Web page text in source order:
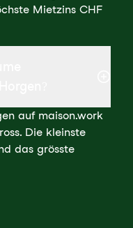
Mietzins CHF
auf maison.work
Die kleinste
das grösste